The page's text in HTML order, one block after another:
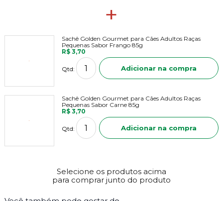
+
Sachê Golden Gourmet para Cães Adultos Raças
Pequenas Sabor Frango 85g
R$ 3,70
Qtd: Adicionar na compra
Sachê Golden Gourmet para Cães Adultos Raças
Pequenas Sabor Carne 85g
R$ 3,70
Qtd: Adicionar na compra
Selecione os produtos acima
para comprar junto do produto